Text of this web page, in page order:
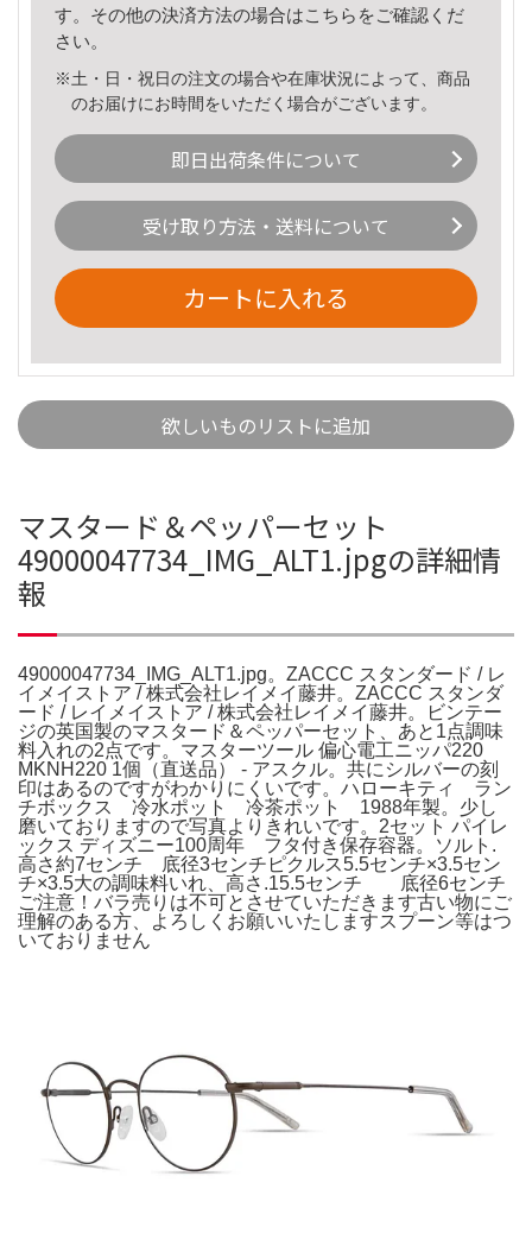
す。その他の決済方法の場合はこちら をご確認くだ
さい。
※土・日・祝日の注文の場合や在庫状況によって、商品
のお届けにお時間をいただく場合がございます。
即日出荷条件について
受け取り方法・送料について
カートに入れる
欲しいものリストに追加
マスタード＆ペッパーセット
49000047734_IMG_ALT1.jpgの詳細情
報
49000047734_IMG_ALT1.jpg。ZACCC スタンダード / レ
イメイストア / 株式会社レイメイ藤井。ZACCC スタンダ
ード / レイメイストア / 株式会社レイメイ藤井。ビンテー
ジの英国製のマスタード＆ペッパーセット、あと1点調味
料入れの2点です。マスターツール 偏心電工ニッパ220
MKNH220 1個（直送品） - アスクル。共にシルバーの刻
印はあるのですがわかりにくいです。ハローキティ ラン
チボックス 冷水ポット 冷茶ポット 1988年製。少し
磨いておりますので写真よりきれいです。2セット パイレ
ックス ディズニー100周年 フタ付き保存容器。ソルト.
高さ約7センチ 底径3センチピクルス5.5センチ×3.5セン
チ×3.5大の調味料いれ、高さ.15.5センチ 底径6センチ
ご注意！バラ売りは不可とさせていただきます古い物にご
理解のある方、よろしくお願いいたしますスプーン等はつ
いておりません